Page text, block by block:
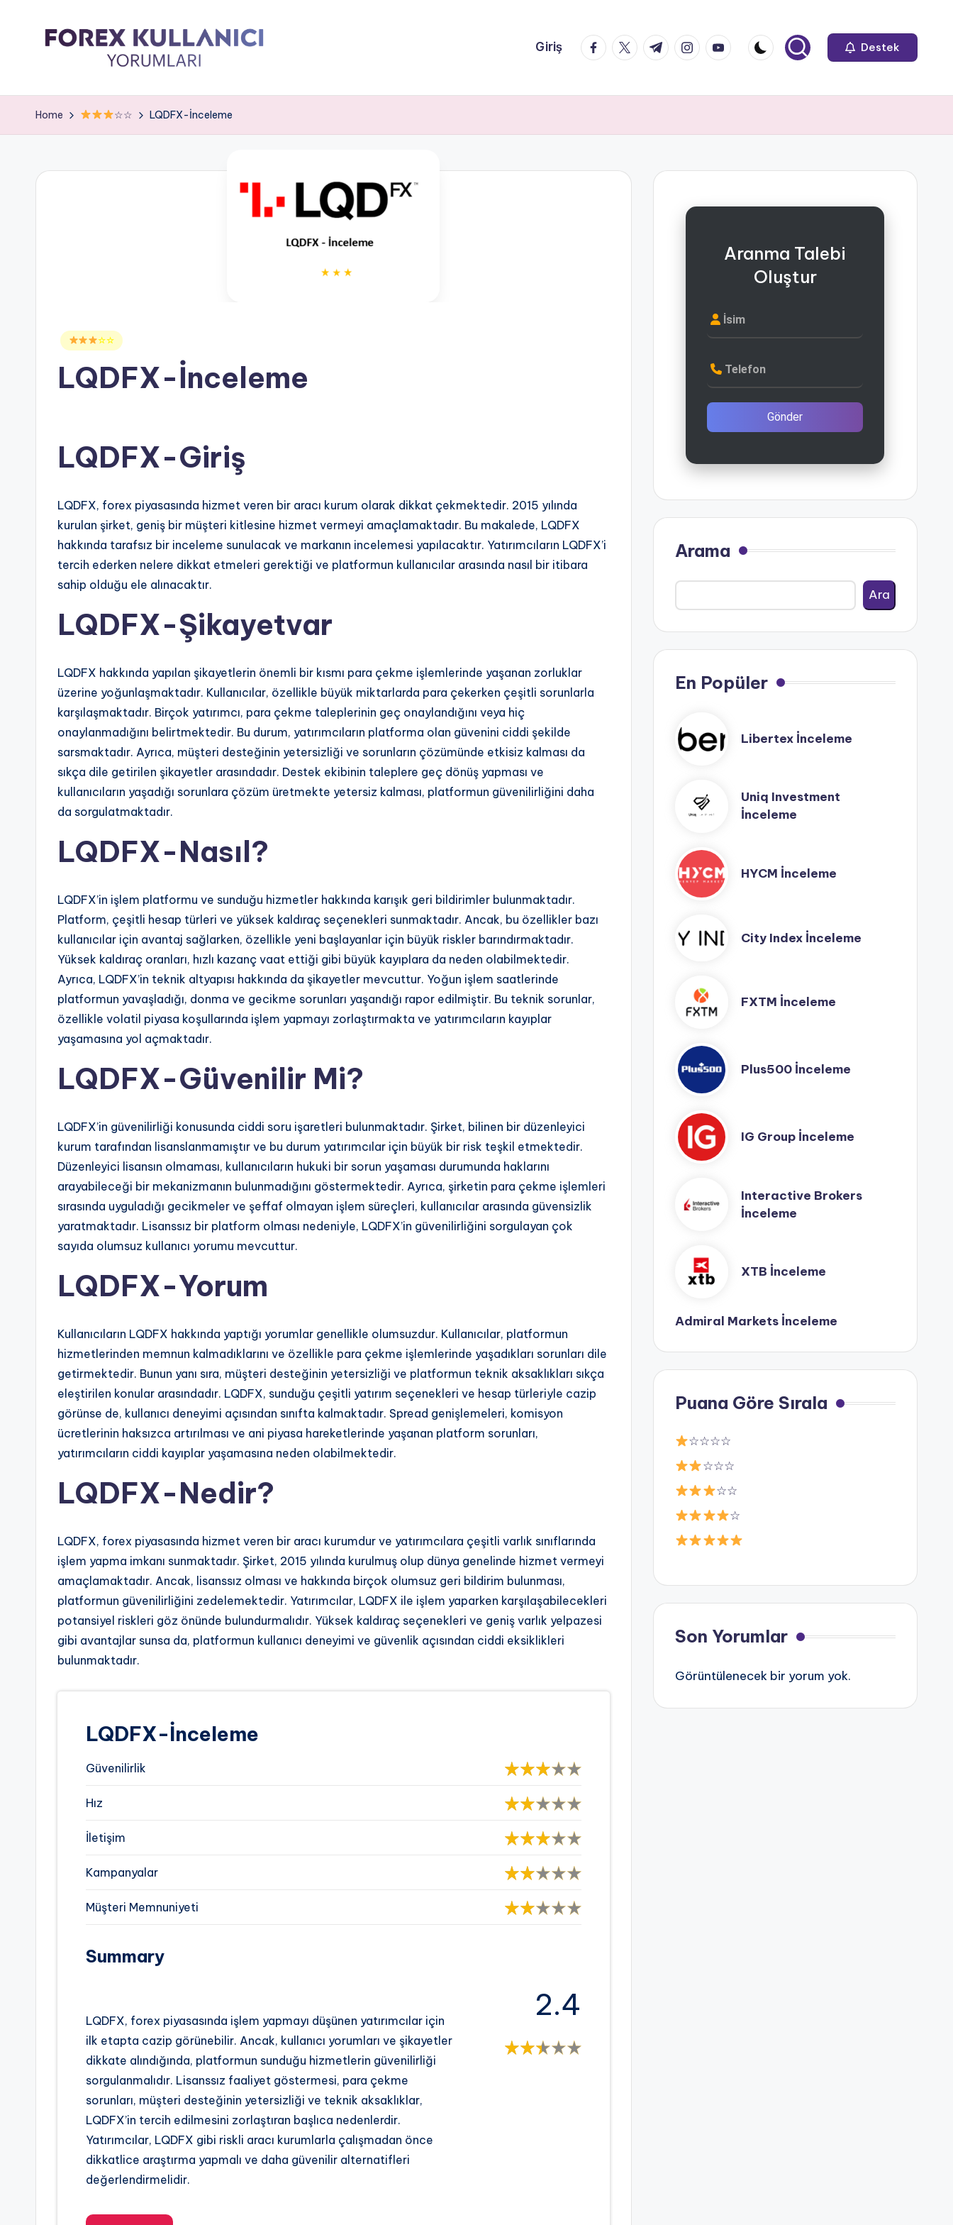
Giriş facebook.com
twitter.com
t.me instagram.com
youtube.com Destek
Home ☆☆ LQDFX-İnceleme
Posted
☆☆
LQDFX-İnceleme
LQDFX-Giriş
LQDFX, forex piyasasında hizmet veren bir aracı kurum olarak dikkat çekmektedir. 2015 yılında
kurulan şirket, geniş bir müşteri kitlesine hizmet vermeyi amaçlamaktadır. Bu makalede, LQDFX
hakkında tarafsız bir inceleme sunulacak ve markanın incelemesi yapılacaktır. Yatırımcıların LQDFX’i
tercih ederken nelere dikkat etmeleri gerektiği ve platformun kullanıcılar arasında nasıl bir itibara
sahip olduğu ele alınacaktır.
LQDFX-Şikayetvar
LQDFX hakkında yapılan şikayetlerin önemli bir kısmı para çekme işlemlerinde yaşanan zorluklar
üzerine yoğunlaşmaktadır. Kullanıcılar, özellikle büyük miktarlarda para çekerken çeşitli sorunlarla
karşılaşmaktadır. Birçok yatırımcı, para çekme taleplerinin geç onaylandığını veya hiç
onaylanmadığını belirtmektedir. Bu durum, yatırımcıların platforma olan güvenini ciddi şekilde
sarsmaktadır. Ayrıca, müşteri desteğinin yetersizliği ve sorunların çözümünde etkisiz kalması da
sıkça dile getirilen şikayetler arasındadır. Destek ekibinin taleplere geç dönüş yapması ve
kullanıcıların yaşadığı sorunlara çözüm üretmekte yetersiz kalması, platformun güvenilirliğini daha
da sorgulatmaktadır.
LQDFX-Nasıl?
LQDFX’in işlem platformu ve sunduğu hizmetler hakkında karışık geri bildirimler bulunmaktadır.
Platform, çeşitli hesap türleri ve yüksek kaldıraç seçenekleri sunmaktadır. Ancak, bu özellikler bazı
kullanıcılar için avantaj sağlarken, özellikle yeni başlayanlar için büyük riskler barındırmaktadır.
Yüksek kaldıraç oranları, hızlı kazanç vaat ettiği gibi büyük kayıplara da neden olabilmektedir.
Ayrıca, LQDFX’in teknik altyapısı hakkında da şikayetler mevcuttur. Yoğun işlem saatlerinde
platformun yavaşladığı, donma ve gecikme sorunları yaşandığı rapor edilmiştir. Bu teknik sorunlar,
özellikle volatil piyasa koşullarında işlem yapmayı zorlaştırmakta ve yatırımcıların kayıplar
yaşamasına yol açmaktadır.
LQDFX-Güvenilir Mi?
LQDFX’in güvenilirliği konusunda ciddi soru işaretleri bulunmaktadır. Şirket, bilinen bir düzenleyici
kurum tarafından lisanslanmamıştır ve bu durum yatırımcılar için büyük bir risk teşkil etmektedir.
Düzenleyici lisansın olmaması, kullanıcıların hukuki bir sorun yaşaması durumunda haklarını
arayabileceği bir mekanizmanın bulunmadığını göstermektedir. Ayrıca, şirketin para çekme işlemleri
sırasında uyguladığı gecikmeler ve şeffaf olmayan işlem süreçleri, kullanıcılar arasında güvensizlik
yaratmaktadır. Lisanssız bir platform olması nedeniyle, LQDFX’in güvenilirliğini sorgulayan çok
sayıda olumsuz kullanıcı yorumu mevcuttur.
LQDFX-Yorum
Kullanıcıların LQDFX hakkında yaptığı yorumlar genellikle olumsuzdur. Kullanıcılar, platformun
hizmetlerinden memnun kalmadıklarını ve özellikle para çekme işlemlerinde yaşadıkları sorunları dile
getirmektedir. Bunun yanı sıra, müşteri desteğinin yetersizliği ve platformun teknik aksaklıkları sıkça
eleştirilen konular arasındadır. LQDFX, sunduğu çeşitli yatırım seçenekleri ve hesap türleriyle cazip
görünse de, kullanıcı deneyimi açısından sınıfta kalmaktadır. Spread genişlemeleri, komisyon
ücretlerinin haksızca artırılması ve ani piyasa hareketlerinde yaşanan platform sorunları,
yatırımcıların ciddi kayıplar yaşamasına neden olabilmektedir.
LQDFX-Nedir?
LQDFX, forex piyasasında hizmet veren bir aracı kurumdur ve yatırımcılara çeşitli varlık sınıflarında
işlem yapma imkanı sunmaktadır. Şirket, 2015 yılında kurulmuş olup dünya genelinde hizmet vermeyi
amaçlamaktadır. Ancak, lisanssız olması ve hakkında birçok olumsuz geri bildirim bulunması,
platformun güvenilirliğini zedelemektedir. Yatırımcılar, LQDFX ile işlem yaparken karşılaşabilecekleri
potansiyel riskleri göz önünde bulundurmalıdır. Yüksek kaldıraç seçenekleri ve geniş varlık yelpazesi
gibi avantajlar sunsa da, platformun kullanıcı deneyimi ve güvenlik açısından ciddi eksiklikleri
bulunmaktadır.
LQDFX-İnceleme
Güvenilirlik
Hız
İletişim
Kampanyalar
Müşteri Memnuniyeti
Summary
LQDFX, forex piyasasında işlem yapmayı düşünen yatırımcılar için
ilk etapta cazip görünebilir. Ancak, kullanıcı yorumları ve şikayetler
dikkate alındığında, platformun sunduğu hizmetlerin güvenilirliği
sorgulanmalıdır. Lisanssız faaliyet göstermesi, para çekme
sorunları, müşteri desteğinin yetersizliği ve teknik aksaklıklar,
LQDFX’in tercih edilmesini zorlaştıran başlıca nedenlerdir.
Yatırımcılar, LQDFX gibi riskli aracı kurumlarla çalışmadan önce
dikkatlice araştırma yapmalı ve daha güvenilir alternatifleri
değerlendirmelidir.
2.4
Aranma Talebi
Oluştur
İsim
Telefon
Gönder
Arama
Ara
En Popüler
Libertex İnceleme
Uniq Investment
İnceleme
HYCM İnceleme
City Index İnceleme
FXTM İnceleme
Plus500 İnceleme
IG Group İnceleme
Interactive Brokers
İnceleme
XTB İnceleme
Admiral Markets İnceleme
Puana Göre Sırala
☆☆☆☆
☆☆☆
☆☆
☆
Son Yorumlar
Görüntülenecek bir yorum yok.